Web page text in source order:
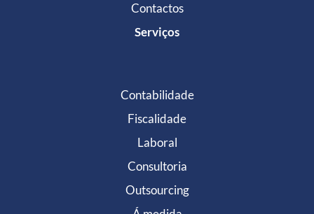
Contactos
Serviços
Contabilidade
Fiscalidade
Laboral
Consultoria
Outsourcing